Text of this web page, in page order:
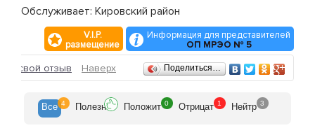
Обслуживает: Кировский район
V.I.P.
размещение
Информация для представителей
ОП МРЭО № 5
Отзывы
свой отзыв Наверх Поделиться…
Все 4 Полезн Положит 0 Отрицат 1 Нейтр 3